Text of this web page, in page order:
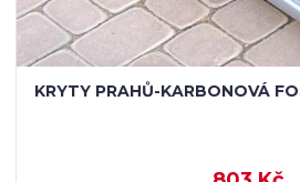
KRYTY PRAHŮ-KARBONOVÁ